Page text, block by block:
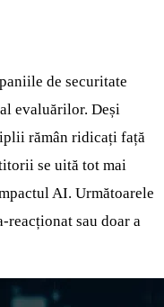
de securitate
evaluărilor. Deși
rămân ridicați față
se uită tot mai
AI. Următoarele
reacționat sau doar a